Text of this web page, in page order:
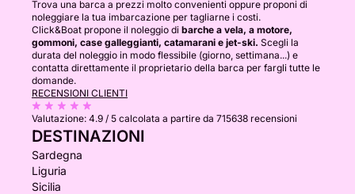
Trova una barca a prezzi molto convenienti oppure proponi di
noleggiare la tua imbarcazione per tagliarne i costi.
Click&Boat propone il noleggio di barche a vela, a motore,
gommoni, case galleggianti, catamarani e jet-ski. Scegli la
durata del noleggio in modo flessibile (giorno, settimana...) e
contatta direttamente il proprietario della barca per fargli tutte le
domande.
RECENSIONI CLIENTI
Valutazione: 4.9 / 5 calcolata a partire da 715638 recensioni
DESTINAZIONI
Sardegna
Liguria
Sicilia